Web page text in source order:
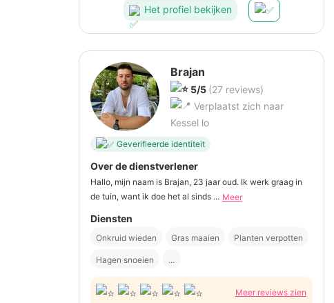
Het profiel bekijken
Brajan
5/5 (27 reviews)
Verplaatst zich naar
Kessel lo
Geverifieerde identiteit
Over de dienstverlener
Hallo, mijn naam is Brajan, 23 jaar oud. Ik werk graag in
de tuin, want ik doe het al sinds ... Meer
Diensten
Onkruid wieden Gras maaien Planten verpotten
Hagen snoeien ...
Meer reviews zien